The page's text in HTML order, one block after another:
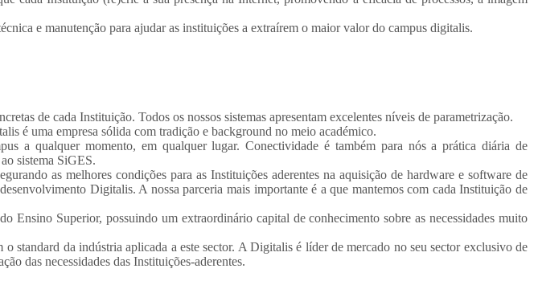
e manutenção para ajudar as instituições a extraírem o maior valor do campus digitalis.
de cada Instituição. Todos os nossos sistemas apresentam excelentes níveis de parametrização.
é uma empresa sólida com tradição e background no meio académico.
a qualquer momento, em qualquer lugar. Conectividade é também para nós a prática diária de
sistema SiGES.
as melhores condições para as Instituições aderentes na aquisição de hardware e software de
Digitalis. A nossa parceria mais importante é a que mantemos com cada Instituição de
Ensino Superior, possuindo um extraordinário capital de conhecimento sobre as necessidades muito
standard da indústria aplicada a este sector. A Digitalis é líder de mercado no seu sector exclusivo de
das necessidades das Instituições-aderentes.